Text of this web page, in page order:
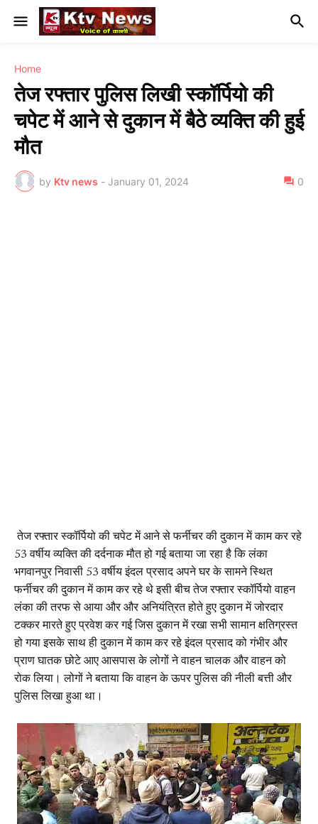
Home
तेज रफ्तार पुलिस लिखी स्कॉर्पियो की
चपेट में आने से दुकान में बैठे व्यक्ति की हुई
मौत
by Ktv news - January 01, 2024 0
तेज रफ्तार स्कॉर्पियो की चपेट में आने से फर्नीचर की दुकान में काम कर रहे
53 वर्षीय व्यक्ति की दर्दनाक मौत हो गई बताया जा रहा है कि लंका
भगवानपुर निवासी 53 वर्षीय इंदल प्रसाद अपने घर के सामने स्थित
फर्नीचर की दुकान में काम कर रहे थे इसी बीच तेज रफ्तार स्कॉर्पियो वाहन
लंका की तरफ से आया और और अनियंत्रित होते हुए दुकान में जोरदार
टक्कर मारते हुए प्रवेश कर गई जिस दुकान में रखा सभी सामान क्षतिग्रस्त
हो गया इसके साथ ही दुकान में काम कर रहे इंदल प्रसाद को गंभीर और
प्राण घातक छोटे आए आसपास के लोगों ने वाहन चालक और वाहन को
रोक लिया। लोगों ने बताया कि वाहन के ऊपर पुलिस की नीली बत्ती और
पुलिस लिखा हुआ था।